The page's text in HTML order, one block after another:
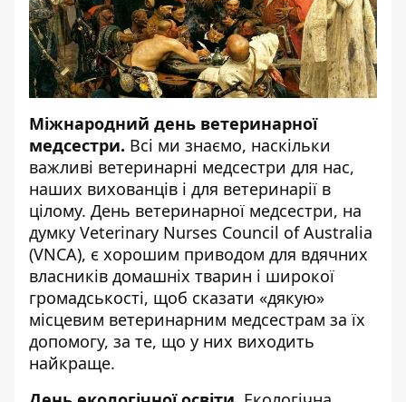
Міжнародний день ветеринарної
медсестри. Всі ми знаємо, наскільки
важливі ветеринарні медсестри для нас,
наших вихованців і для ветеринарії в
цілому. День ветеринарної медсестри, на
думку Veterinary Nurses Council of Australia
(VNCA), є хорошим приводом для вдячних
власників домашніх тварин і широкої
громадськості, щоб сказати «дякую»
місцевим ветеринарним медсестрам за їх
допомогу, за те, що у них виходить
найкраще.